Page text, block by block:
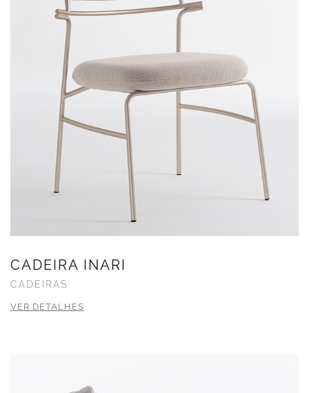
CADEIRA INARI
CADEIRAS
VER DETALHES